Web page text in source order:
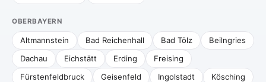
OBERBAYERN
Altmannstein Bad Reichenhall Bad Tölz
Beilngries
Dachau
Eichstätt Erding
Freising
Fürstenfeldbruck
Geisenfeld Ingolstadt
Kösching